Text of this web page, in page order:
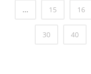
... 15 16
30 40